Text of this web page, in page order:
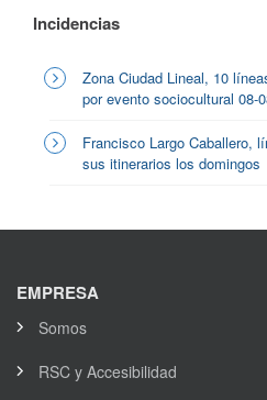
Incidencias
Zona Ciudad Lineal, 10
por evento sociocultural 08-
Francisco Largo Caballero,
sus itinerarios los domingos
EMPRESA
Somos
RSC y Accesibilidad